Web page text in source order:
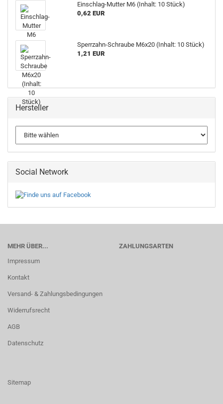
Einschlag-Mutter M6 (Inhalt: 10 Stück)
0,62 EUR
Sperrzahn-Schraube M6x20 (Inhalt: 10 Stück)
1,21 EUR
Hersteller
Social Network
MEHR ÜBER...
Impressum
Kontakt
Versand- & Zahlungsbedingungen
Widerrufsrecht
AGB
Datenschutz
ZAHLUNGSARTEN
Sitemap